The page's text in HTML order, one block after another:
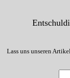
Lass uns unseren